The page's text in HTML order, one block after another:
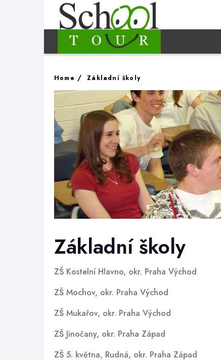
Home Základní školy
Základní školy
ZŠ Kostelní Hlavno, okr. Praha Východ
ZŠ Mochov, okr. Praha Východ
ZŠ Mukařov, okr. Praha Východ
ZŠ Jinočany, okr. Praha Západ
ZŠ 5. května, Rudná, okr. Praha Západ